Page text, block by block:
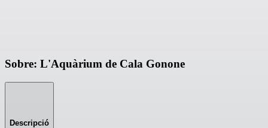
Sobre: L'Aquàrium de Cala Gonone
Descripció